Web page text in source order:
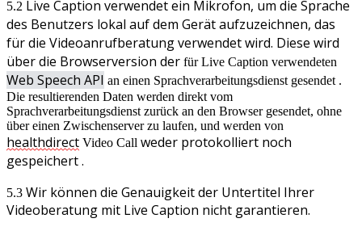
5.2 Live Caption verwendetein Mikrofon, um die Sprache
des Benutzers lokal aufdem Gerätaufzuzeichnen, das
fürdie Videoanrufberatungverwendetwird. Diese wird
überdie Browserversion der für Live Caption verwendeten
Web Speech API an einen Sprachverarbeitungsdienst gesendet .
Die resultierenden Daten werden direkt vom
Sprachverarbeitungsdienst zurück an den Browser gesendet, ohne
über einen Zwischenserver zu laufen, und werden von
healthdirect Video Call weder protokolliert noch
gespeichert.
5.3 Wir können die Genauigkeitder Untertitel Ihrer
Videoberatung mit Live Caption nicht garantieren.